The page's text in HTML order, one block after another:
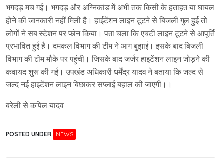
भगदड़ मच गई। भगदड़ और अग्निकांड में अभी तक किसी के हताहत या घायल
होने की जानकारी नहीं मिली है। हाईटेंशन लाइन टूटने से बिजली गुल हुई तो
लोगों ने सब स्टेशन पर फोन किया। पता चला कि एचटी लाइन टूटने से आपूर्ति
प्रभावित हुई है। दमकल विभाग की टीम ने आग बुझाई। इसके बाद बिजली
विभाग की टीम मौके पर पहुंची। जिसके बाद जर्जर हाइटेंशन लाइन जोड़ने की
कवायद शुरू की गई। उपखंड अधिकारी धर्मेंद्र यादव ने बताया कि जल्द से
जल्द नई हाइटेंशन लाइन बिछाकर सप्लाई बहाल की जाएगी।।
बरेली से कपिल यादव
POSTED UNDER NEWS